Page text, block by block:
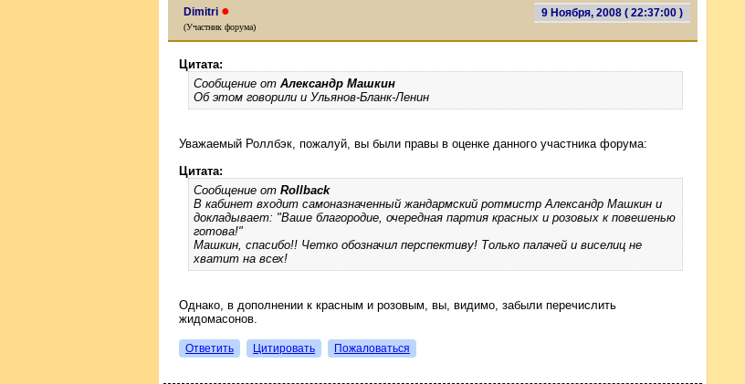
9 Ноября, 2008 ( 22:37:00 )
Dimitri ●
(Участник форума)
Цитата:
Сообщение от Александр Машкин
Об этом говорили и Ульянов-Бланк-Ленин
Уважаемый Роллбэк, пожалуй, вы были правы в оценке данного участника форума:
Цитата:
Сообщение от Rollback
В кабинет входит самоназначенный жандармский ротмистр Александр Машкин и
докладывает: "Ваше благородие, очередная партия красных и розовых к повешенью
готова!"
Машкин, спасибо!! Четко обозначил перспективу! Только палачей и виселиц не
хватит на всех!
Однако, в дополнении к красным и розовым, вы, видимо, забыли перечислить
жидомасонов.
Ответить Цитировать Пожаловаться